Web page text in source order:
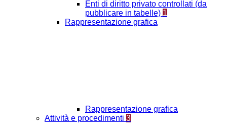
Enti di diritto privato controllati (da
pubblicare in tabelle) 1
Rappresentazione grafica
Rappresentazione grafica
Attività e procedimenti 3